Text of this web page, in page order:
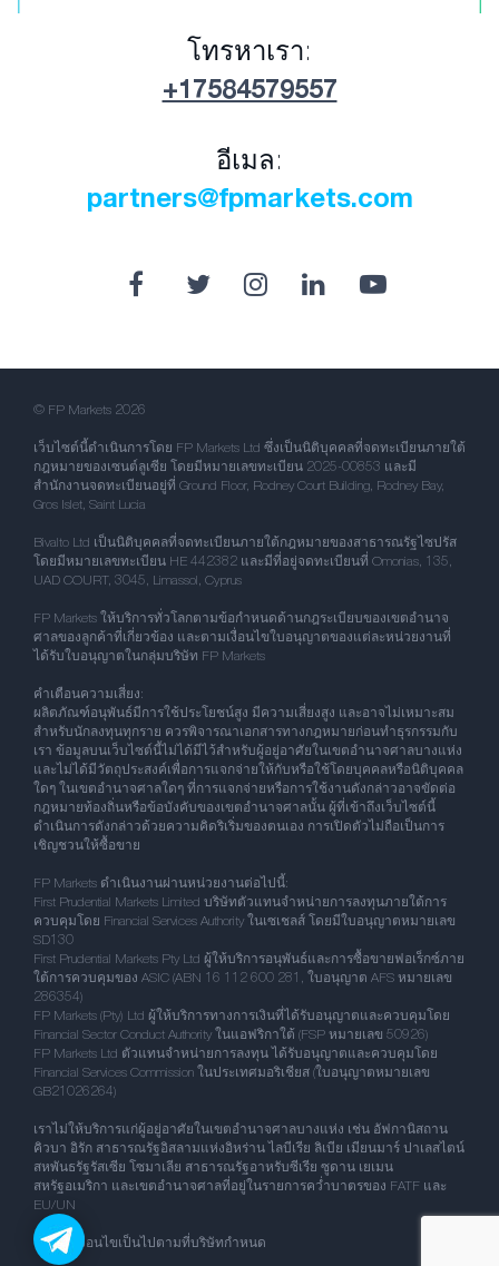
โทรหาเรา:
+17584579557
อีเมล:
partners@fpmarkets.com
© FP Markets 2026
เว็บไซต์นี้ดำเนินการโดย FP Markets Ltd ซึ่งเป็นนิติบุคคลที่จดทะเบียนภายใต้
กฎหมายของเซนต์ลูเซีย โดยมีหมายเลขทะเบียน 2025-00853 และมี
สำนักงานจดทะเบียนอยู่ที่ Ground Floor, Rodney Court Building, Rodney Bay,
Gros Islet, Saint Lucia
Bivalto Ltd เป็นนิติบุคคลที่จดทะเบียนภายใต้กฎหมายของสาธารณรัฐไซปรัส
โดยมีหมายเลขทะเบียน HE 442382 และมีที่อยู่จดทะเบียนที่ Omonias, 135,
UAD COURT, 3045, Limassol, Cyprus
FP Markets ให้บริการทั่วโลกตามข้อกำหนดด้านกฎระเบียบของเขตอำนาจ
ศาลของลูกค้าที่เกี่ยวข้อง และตามเงื่อนไขใบอนุญาตของแต่ละหน่วยงานที่
ได้รับใบอนุญาตในกลุ่มบริษัท FP Markets
คำเตือนความเสี่ยง:
ผลิตภัณฑ์อนุพันธ์มีการใช้ประโยชน์สูง มีความเสี่ยงสูง และอาจไม่เหมาะสม
สำหรับนักลงทุนทุกราย ควรพิจารณาเอกสารทางกฎหมายก่อนทำธุรกรรมกับ
เรา ข้อมูลบนเว็บไซต์นี้ไม่ได้มีไว้สำหรับผู้อยู่อาศัยในเขตอำนาจศาลบางแห่ง
และไม่ได้มีวัตถุประสงค์เพื่อการแจกจ่ายให้กับหรือใช้โดยบุคคลหรือนิติบุคคล
ใดๆ ในเขตอำนาจศาลใดๆ ที่การแจกจ่ายหรือการใช้งานดังกล่าวอาจขัดต่อ
กฎหมายท้องถิ่นหรือข้อบังคับของเขตอำนาจศาลนั้น ผู้ที่เข้าถึงเว็บไซต์นี้
ดำเนินการดังกล่าวด้วยความคิดริเริ่มของตนเอง การเปิดตัวไม่ถือเป็นการ
เชิญชวนให้ซื้อขาย
FP Markets ดำเนินงานผ่านหน่วยงานต่อไปนี้:
First Prudential Markets Limited บริษัทตัวแทนจำหน่ายการลงทุนภายใต้การ
ควบคุมโดย Financial Services Authority ในเซเชลส์ โดยมีใบอนุญาตหมายเลข
SD130
First Prudential Markets Pty Ltd ผู้ให้บริการอนุพันธ์และการซื้อขายฟอเร็กซ์ภาย
ใต้การควบคุมของ ASIC (ABN 16 112 600 281, ใบอนุญาต AFS หมายเลข
286354)
FP Markets (Pty) Ltd ผู้ให้บริการทางการเงินที่ได้รับอนุญาตและควบคุมโดย
Financial Sector Conduct Authority ในแอฟริกาใต้ (FSP หมายเลข 50926)
FP Markets Ltd ตัวแทนจำหน่ายการลงทุน ได้รับอนุญาตและควบคุมโดย
Financial Services Commission ในประเทศมอริเชียส (ใบอนุญาตหมายเลข
GB21026264)
เราไม่ให้บริการแก่ผู้อยู่อาศัยในเขตอำนาจศาลบางแห่ง เช่น อัฟกานิสถาน
คิวบา อิรัก สาธารณรัฐอิสลามแห่งอิหร่าน ไลบีเรีย ลิเบีย เมียนมาร์ ปาเลสไตน์
สหพันธรัฐรัสเซีย โซมาเลีย สาธารณรัฐอาหรับซีเรีย ซูดาน เยเมน
สหรัฐอเมริกา และเขตอำนาจศาลที่อยู่ในรายการคว่ำบาตรของ FATF และ
EU/UN
** / ^^ เงื่อนไขเป็นไปตามที่บริษัทกำหนด